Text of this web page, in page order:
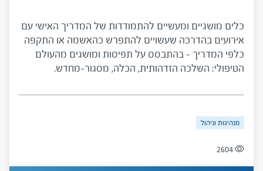
כלים מושגיים ומעשיים להתמודדות של המדריך האישי עם
אירועים בהדרכה שעשויים להתפרש כהאשמה או התקפה
כלפי המדריך – בהתבסס על תפיסות ומושגים מהעולם
הטיפולי: השלכה הזדהותית, הכלה, מסגור-מחדש.
ההבנה ושלב ההתערבות. בשלב ההבנה המדריך מונחה
המסר הסמוי בדבריו. בשלב ההתערבות המדריך ישתמש
למודרך זוית ראיה חדשה שתסייע לו להתמודד עם הקשיים
ולצמוח מתוכם.
מנהיגות וניהול
2604